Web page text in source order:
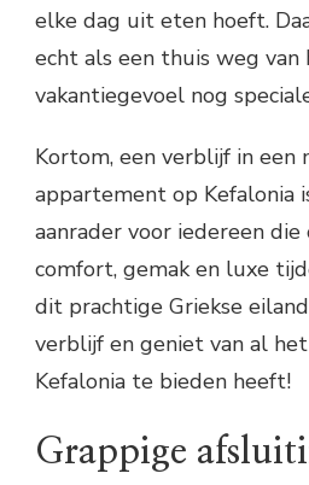
elke dag uit eten hoeft.
echt als een thuis weg van
vakantiegevoel nog
Kortom, een verblijf in een
appartement op Kefalonia
aanrader voor iedereen die
comfort, gemak en luxe
dit prachtige Griekse
verblijf en geniet van al
Kefalonia te bieden heeft!
Grappige